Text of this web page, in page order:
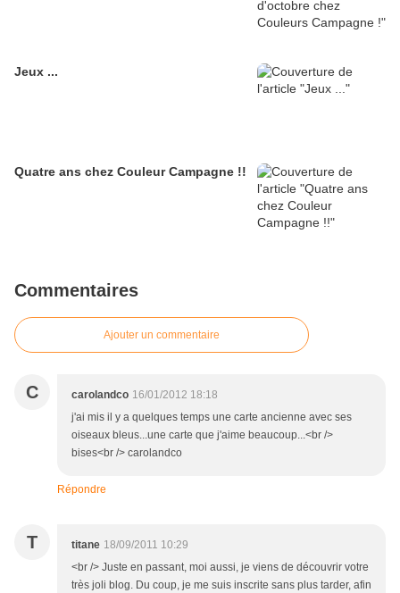
Jeux ...
Quatre ans chez Couleur Campagne !!
Commentaires
Ajouter un commentaire
C carolandco 16/01/2012 18:18
j'ai mis il y a quelques temps une carte ancienne avec ses
oiseaux bleus...une carte que j'aime beaucoup...<br />
bises<br /> carolandco
Répondre
T titane 18/09/2011 10:29
<br /> Juste en passant, moi aussi, je viens de découvrir votre
très joli blog. Du coup, je me suis inscrite sans plus tarder, afin